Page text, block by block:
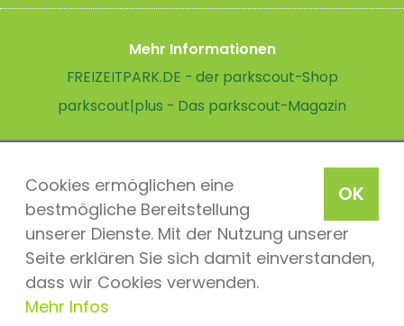
OK
Cookies ermöglichen eine
bestmögliche Bereitstellung
unserer Dienste. Mit der Nutzung unserer
Seite erklären Sie sich damit einverstanden,
dass wir Cookies verwenden.
Mehr Infos
Mehr Informationen
FREIZEITPARK.DE - der parkscout-Shop
parkscout|plus - Das parkscout-Magazin
parkscout.de 2026, ein Produkt der Parkteam AG